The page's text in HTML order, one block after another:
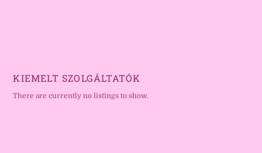
KIEMELT SZOLGÁLTATÓK
There are currently no listings to show.